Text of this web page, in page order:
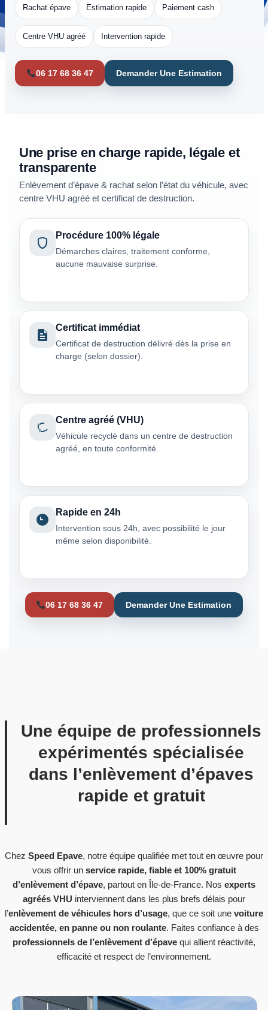
Rachat épave Estimation rapide Paiement cash
Centre VHU agréé Intervention rapide
06 17 68 36 47 Demander Une Estimation
Une prise en charge rapide, légale et
transparente
Enlèvement d’épave & rachat selon l’état du véhicule, avec
centre VHU agréé et certificat de destruction.
Procédure 100% légale
Démarches claires, traitement conforme,
aucune mauvaise surprise.
Certificat immédiat
Certificat de destruction délivré dès la prise en
charge (selon dossier).
Centre agréé (VHU)
Véhicule recyclé dans un centre de destruction
agréé, en toute conformité.
Rapide en 24h
Intervention sous 24h, avec possibilité le jour
même selon disponibilité.
06 17 68 36 47 Demander Une Estimation
Une équipe de professionnels
expérimentés spécialisée
dans l’enlèvement d’épaves
rapide et gratuit
Chez Speed Epave, notre équipe qualifiée met tout en œuvre pour
vous offrir un service rapide, fiable et 100% gratuit
d’enlèvement d’épave, partout en Île-de-France. Nos experts
agréés VHU interviennent dans les plus brefs délais pour
l’enlèvement de véhicules hors d’usage, que ce soit une voiture
accidentée, en panne ou non roulante. Faites confiance à des
professionnels de l’enlèvement d’épave qui allient réactivité,
efficacité et respect de l’environnement.